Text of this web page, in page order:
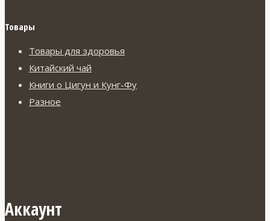
Товары
Товары для здоровья
Китайский чай
Книги о Цигун и Кунг-Фу
Разное
Аккаунт